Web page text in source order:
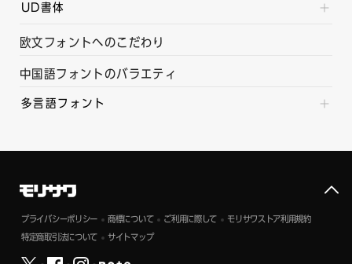
UD書体
欧文フォントへのこだわり
中国語フォントのバラエティ
多言語フォント
プライバシーポリシー 商標について ご利用に際して モリサワストア利用規約
特定商取引法について サイトマップ